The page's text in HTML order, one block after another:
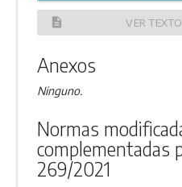
description VER
Anexos
Ninguno.
Normas
complementadas
269/2021